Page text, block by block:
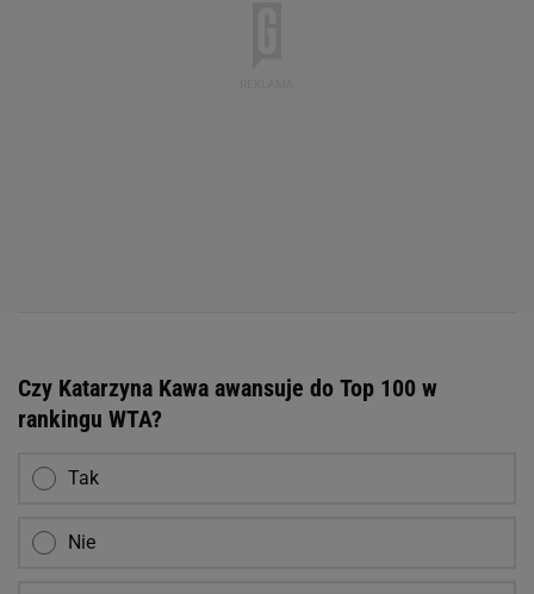
Czy Katarzyna Kawa awansuje do Top 100 w
rankingu WTA?
Tak
Nie